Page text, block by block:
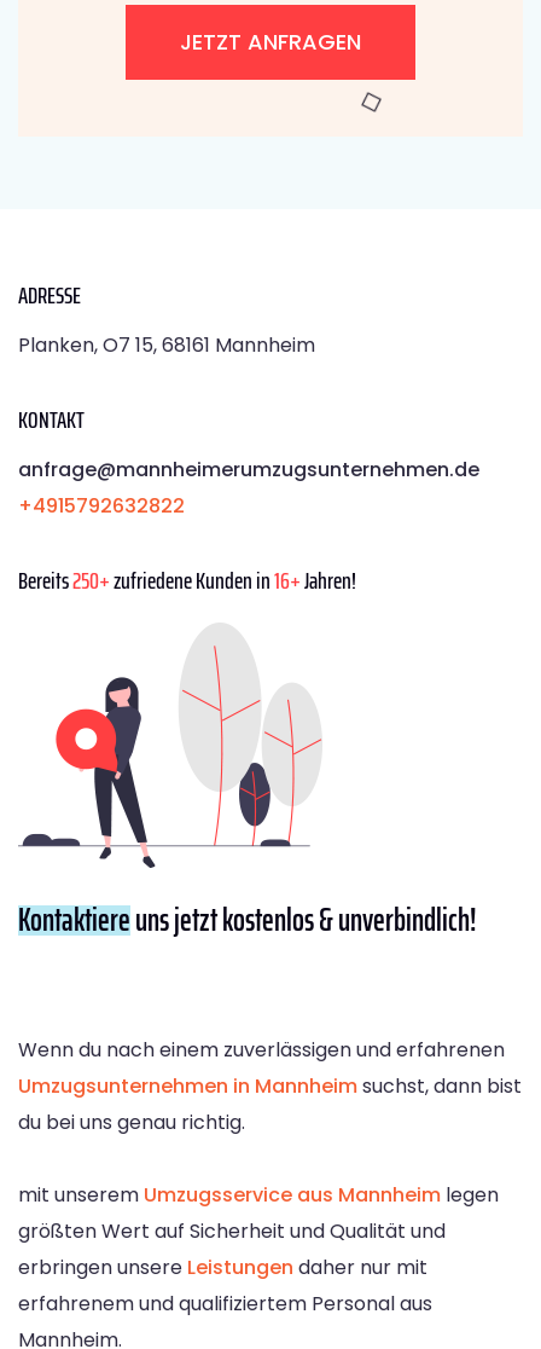
JETZT ANFRAGEN
ADRESSE
Planken, O7 15, 68161 Mannheim
KONTAKT
anfrage@mannheimerumzugsunternehmen.de
+4915792632822
Bereits250+zufriedene Kunden in16+Jahren!
Kontaktiereuns jetzt kostenlos & unverbindlich!
Wenn du nach einem zuverlässigen und erfahrenen
Umzugsunternehmen in Mannheimsuchst, dann bist
du bei uns genau richtig.
mit unserem Umzugsservice aus Mannheim legen
größten Wert auf Sicherheit und Qualität und
erbringen unsere Leistungen daher nur mit
erfahrenem und qualifiziertem Personal aus
Mannheim.